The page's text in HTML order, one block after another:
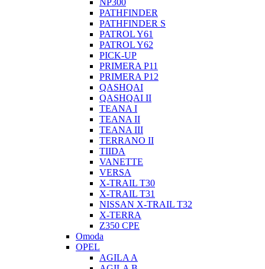
NP300
PATHFINDER
PATHFINDER S
PATROL Y61
PATROL Y62
PICK-UP
PRIMERA P11
PRIMERA P12
QASHQAI
QASHQAI II
TEANA I
TEANA II
TEANA III
TERRANO II
TIIDA
VANETTE
VERSA
X-TRAIL T30
X-TRAIL T31
NISSAN X-TRAIL T32
X-TERRA
Z350 CPE
Omoda
OPEL
AGILA A